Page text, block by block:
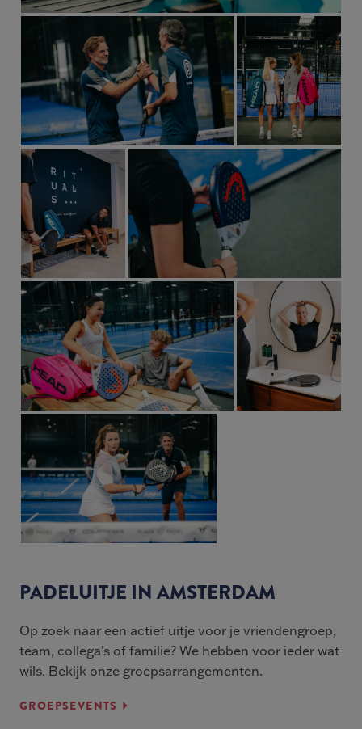
PADELUITJE IN AMSTERDAM
Op zoek naar een actief uitje voor je vriendengroep,
team, collega's of familie? We hebben voor ieder wat
wils. Bekijk onze groepsarrangementen.
GROEPSEVENTS